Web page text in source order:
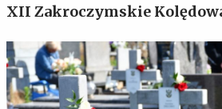
XII Zakroczymskie